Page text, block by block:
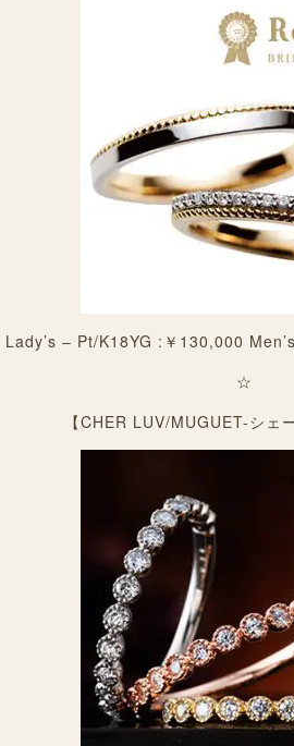
Lady’s – Pt/K18YG :￥130,000
☆
【CHER LUV/MUGUET-シェ